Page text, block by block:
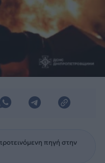
πηγή στην